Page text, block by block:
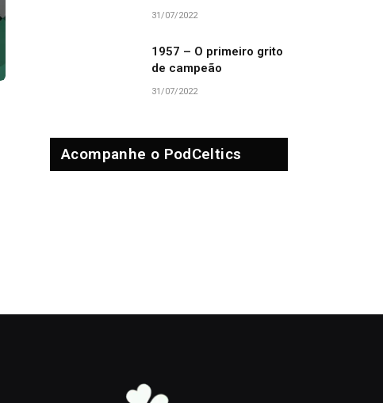
31/07/2022
1957 – O primeiro grito
de campeão
31/07/2022
Acompanhe o PodCeltics